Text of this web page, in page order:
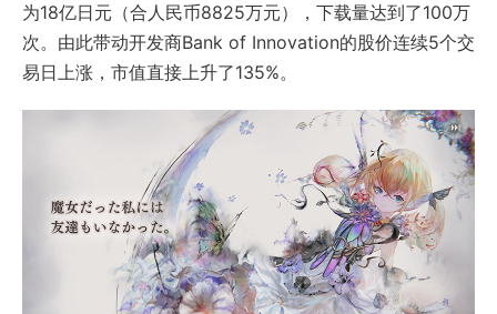
为18亿日元（合人民币8825万元），下载量达到了100万
次。由此带动开发商Bank of Innovation的股价连续5个交
易日上涨，市值直接上升了135%。